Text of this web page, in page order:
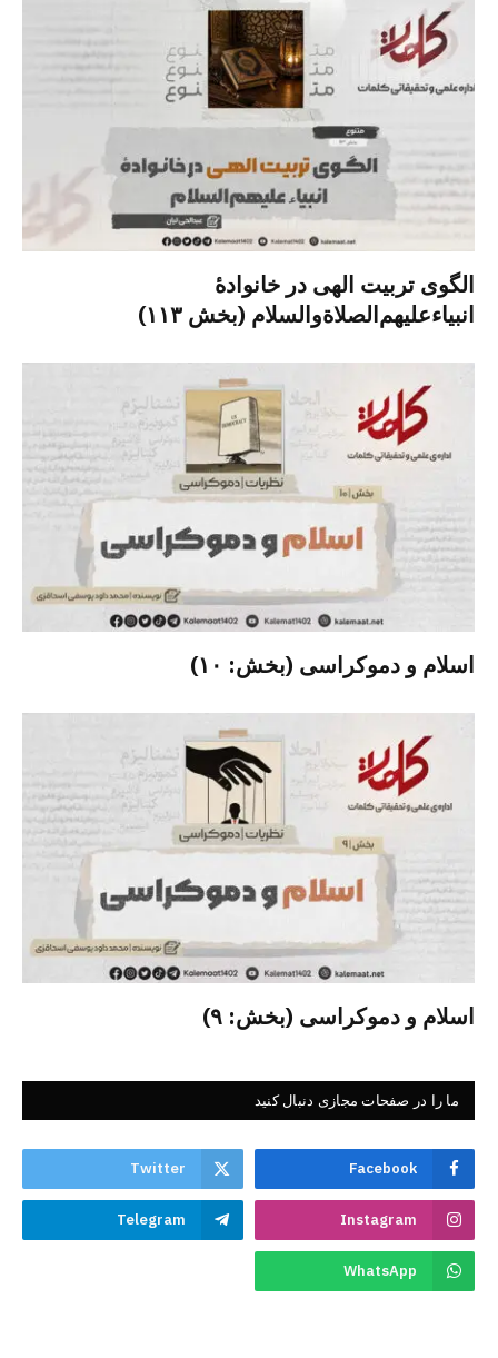
الگوی تربیت الهی در خانوادۀ
انبیاءعلیهم‌الصلاةو‌السلام (بخش ۱۱۳)
اسلام و دموکراسی (بخش: ۱۰)
اسلام و دموکراسی (بخش: ۹)
ما را در صفحات مجازی دنبال کنید
Facebook
Twitter
Instagram
Telegram
WhatsApp